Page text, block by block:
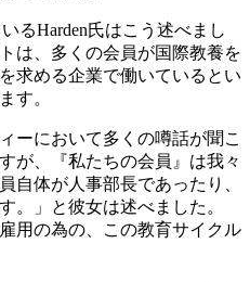
るHarden氏はこう述べまし
は、多くの会員が国際教養を
求める企業で働いているとい
す。
ーにおいて多くの噂話が聞こ
が、『私たちの会員』は我々
自体が人事部長であったり、
。」と彼女は述べました。
用の為の、この教育サイクル